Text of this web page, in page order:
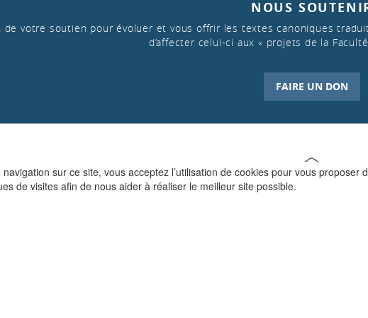
sur ce site, vous acceptez l’utilisation de cookies pour vous
de visites afin de nous aider à réaliser le meilleur site possible.
NOUS
de votre soutien pour évoluer et vous offrir les textes canoniques
d’affecter celui-ci aux « projets de la
FAIRE UN DON